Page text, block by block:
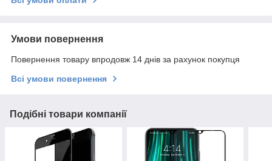
Умови повернення
Повернення товару впродовж 14 днів за рахунок покупця
Всі умови повернення
Подібні товари компанії